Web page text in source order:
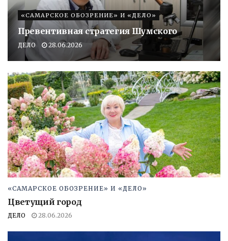
«САМАРСКОЕ ОБОЗРЕНИЕ» И «ДЕЛО»
Превентивная стратегия Шумского
ДЕЛО 28.06.2026
«САМАРСКОЕ ОБОЗРЕНИЕ» И «ДЕЛО»
Цветущий город
ДЕЛО 28.06.2026